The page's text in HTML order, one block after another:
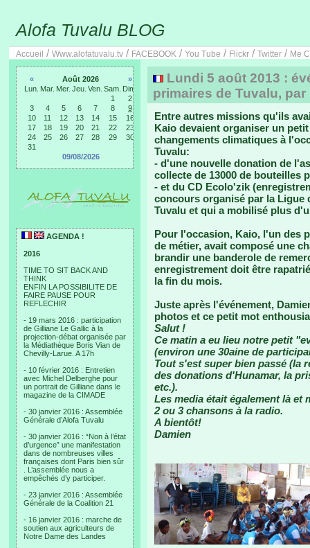
Alofa Tuvalu BLOG
Accueil / Www.alofatuvalu.tv / FACEBOOK / You Tube / Flickr / Twitter / Me
« Août 2026
»
Lun. Mar. Mer. Jeu. Ven. Sam. Dim.
1
2
3
4 5 6 7 8
9
10
11 12 13 14 15
16
17
18 19 20 21 22
23
24
25 26 27 28 29
30
31
09/08/2026
AGENDA !
2016
TIME TO SIT BACK AND
THINK
ENFIN LA POSSIBILITE DE
FAIRE PAUSE POUR
REFLECHIR
- 19 mars 2016 : participation
de Gilliane Le Gallic à la
projection-débat organisée par
la Médiathèque Boris Vian de
Chevilly-Larue. A 17h
- 10 février 2016 : Entretien
avec Michel Delberghe pour
un portrait de Gilliane dans le
magazine de la CIMADE
- 30 janvier 2016 : Assemblée
Générale d’Alofa Tuvalu
- 30 janvier 2016 : “Non à l’état
d’urgence” une manifestation
dans de nombreuses villes
françaises dont Paris bien sûr
. L’assemblée nous a
empêchés d’y participer.
- 23 janvier 2016 : Assemblée
Générale de la Coalition 21
- 16 janvier 2016 : marche de
soutien aux agriculteurs de
Notre Dame des Landes
Lundi 5 août 2013 :
primaires de Tuvalu,
Entre autres missions qu'ils
Kaio devaient organiser un
changements climatiques à
Tuvalu:
- d'une nouvelle donation de
collecte de 13000 de bouteilles
- et du CD Ecolo'zik
concours organisé par la Ligue
Tuvalu et qui a mobilisé plus
Pour l'occasion, Kaio, l'un des
de métier, avait composé une
brandir une banderole de
enregistrement doit être
la fin du mois.
Juste après l'événement,
photos et ce petit mot
Salut !
Ce matin a eu lieu notre petit
(environ une 30aine de
Tout s'est super bien passé (la
des donations d'Hunamar, la
etc.).
Les media était également là et
2 ou 3 chansons à la radio.
A bientôt!
Damien